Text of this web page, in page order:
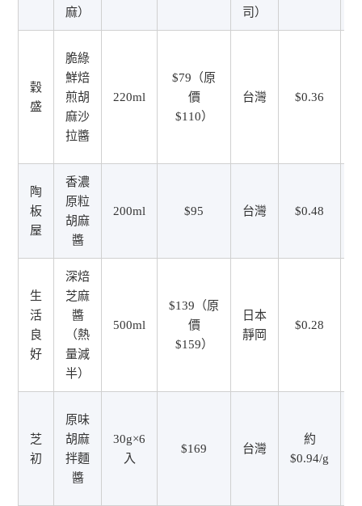
麻）
司）
穀
盛
脆綠
鮮焙
煎胡
麻沙
拉醬
220ml
$79（原
價
$110）
台灣 $0.36
陶
板
屋
香濃
原粒
胡麻
醬
200ml $95 台灣 $0.48
生
活
良
好
深焙
芝麻
醬
（熱
量減
半）
500ml
$139（原
價
$159）
日本
靜岡
$0.28
芝
初
原味
胡麻
拌麵
醬
30g×6
入
$169 台灣
約
$0.94/g